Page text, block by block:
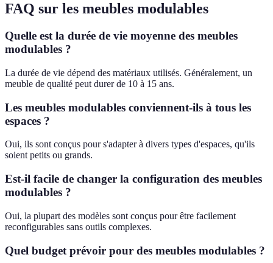
FAQ sur les meubles modulables
Quelle est la durée de vie moyenne des meubles
modulables ?
La durée de vie dépend des matériaux utilisés. Généralement, un
meuble de qualité peut durer de 10 à 15 ans.
Les meubles modulables conviennent-ils à tous les
espaces ?
Oui, ils sont conçus pour s'adapter à divers types d'espaces, qu'ils
soient petits ou grands.
Est-il facile de changer la configuration des meubles
modulables ?
Oui, la plupart des modèles sont conçus pour être facilement
reconfigurables sans outils complexes.
Quel budget prévoir pour des meubles modulables ?